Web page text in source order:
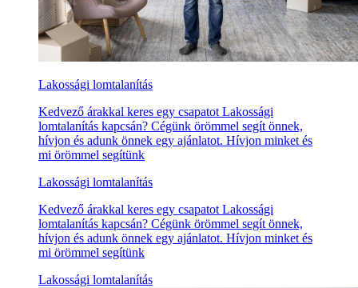
Lakossági lomtalanítás
Kedvező árakkal keres egy csapatot Lakossági
lomtalanítás kapcsán? Cégünk örömmel segít önnek,
hívjon és adunk önnek egy ajánlatot. Hívjon minket és
mi örömmel segítünk
Lakossági lomtalanítás
Kedvező árakkal keres egy csapatot Lakossági
lomtalanítás kapcsán? Cégünk örömmel segít önnek,
hívjon és adunk önnek egy ajánlatot. Hívjon minket és
mi örömmel segítünk
Lakossági lomtalanítás